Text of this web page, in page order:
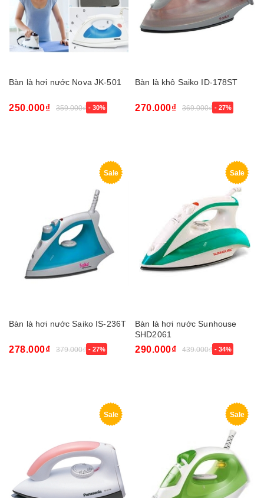
Bàn là hơi nước Nova JK-501
250.000₫ 359.000₫ - 30%
Bàn là khô Saiko ID-178ST
270.000₫ 369.000₫ - 27%
Sale
Bàn là hơi nước Saiko IS-236T
278.000₫ 379.000₫ - 27%
Sale
Bàn là hơi nước Sunhouse
SHD2061
290.000₫ 439.000₫ - 34%
Sale Sale